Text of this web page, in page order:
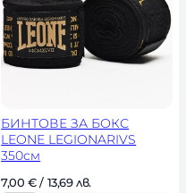
е
с
т
БИНТОВЕ ЗА БОКС
LEONE LEGIONARIVS
350см
7,00 € / 13,69 лв.